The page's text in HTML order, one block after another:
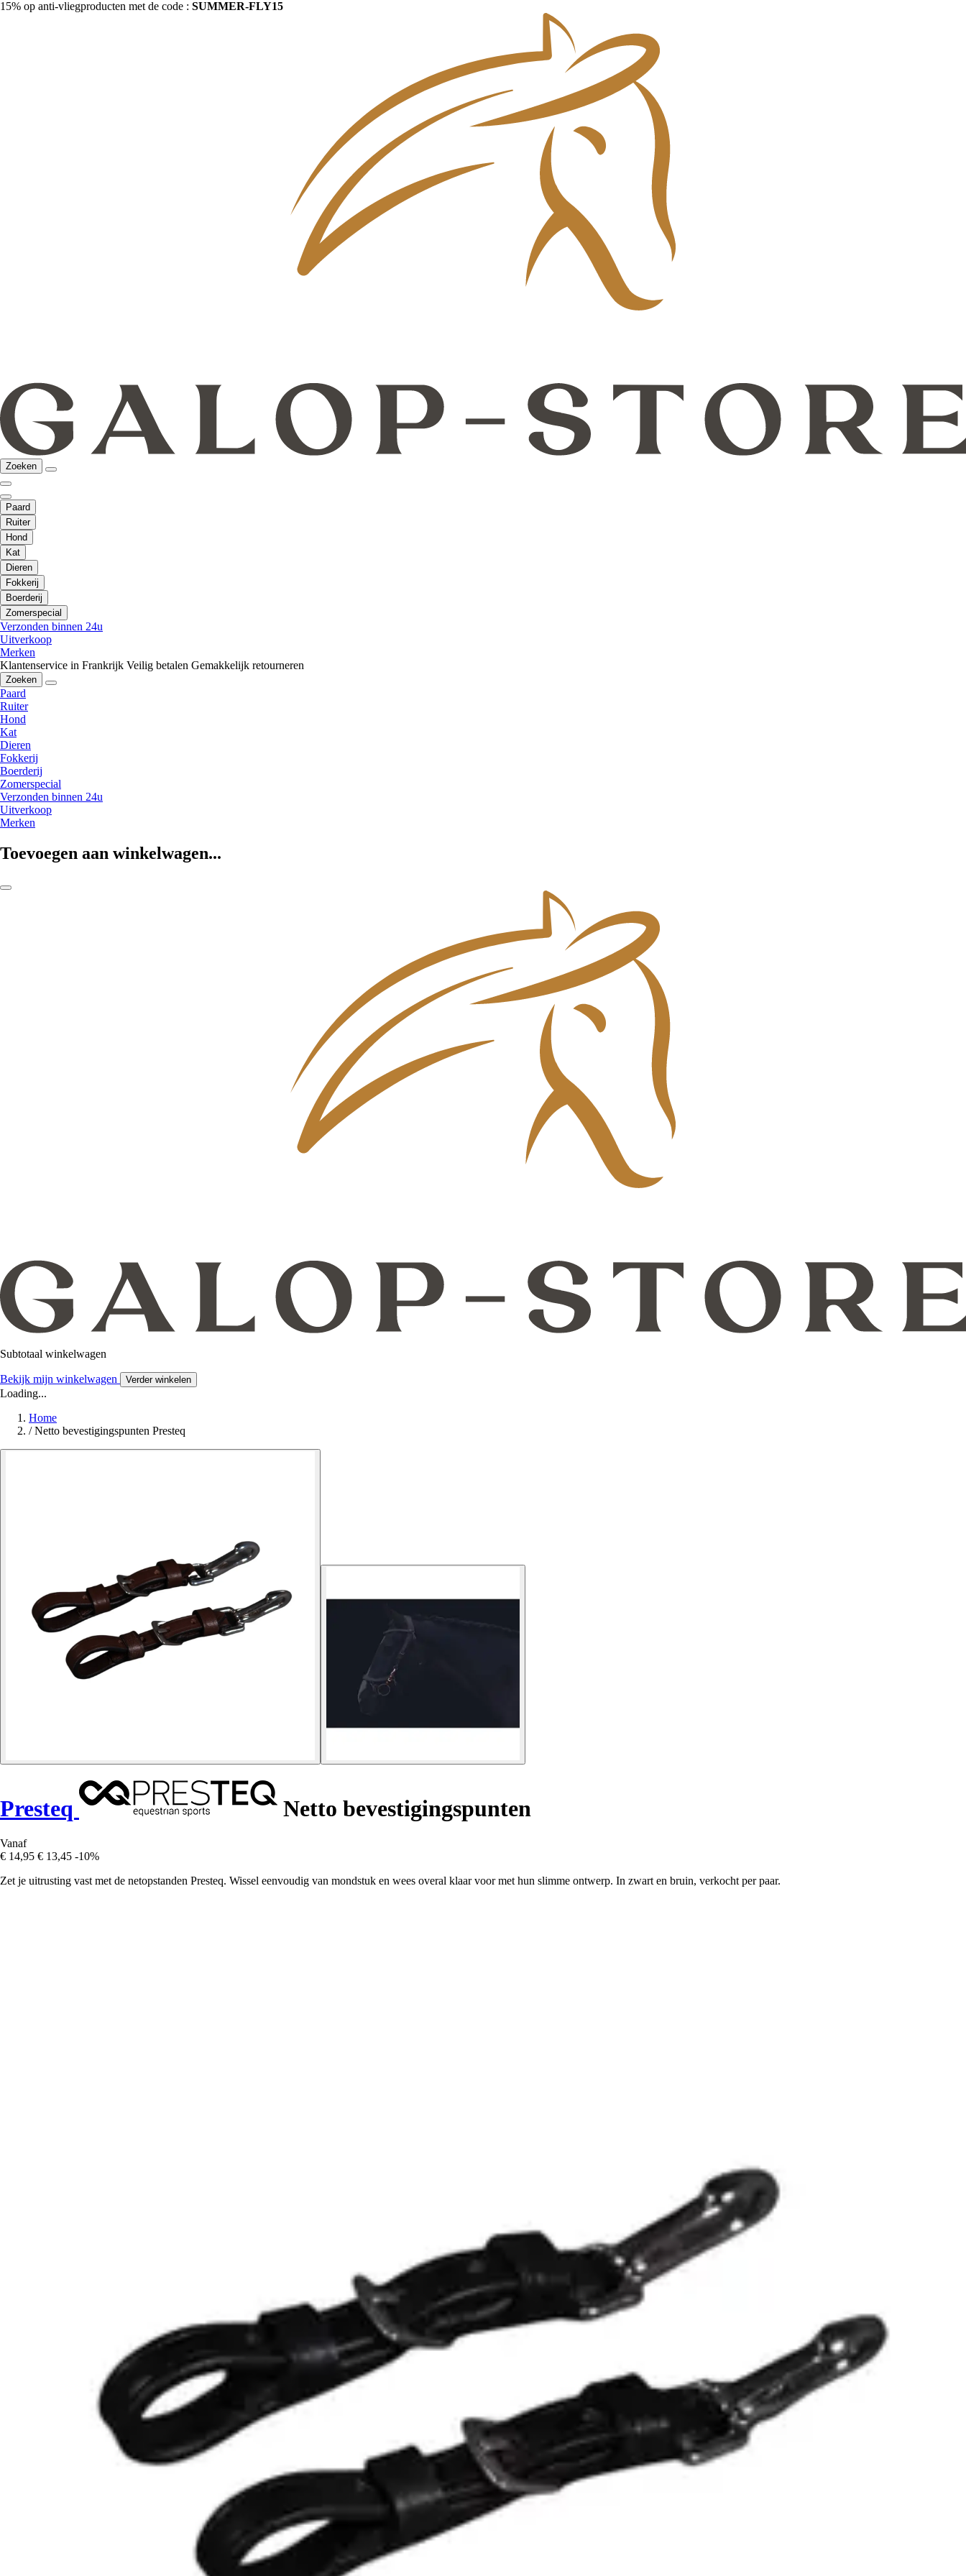
15% op anti-vliegproducten met de code : SUMMER-FLY15
Zoeken
Paard
Ruiter
Hond
Kat
Dieren
Fokkerij
Boerderij
Zomerspecial
Verzonden binnen 24u
Uitverkoop
Merken
Klantenservice in Frankrijk Veilig betalen Gemakkelijk retourneren
Zoeken
Paard
Ruiter
Hond
Kat
Dieren
Fokkerij
Boerderij
Zomerspecial
Verzonden binnen 24u
Uitverkoop
Merken
Toevoegen aan winkelwagen...
Subtotaal winkelwagen
Bekijk mijn winkelwagen Verder winkelen
Loading...
Home
/ Netto bevestigingspunten Presteq
Presteq Netto bevestigingspunten
Vanaf
€ 14,95 € 13,45 -10%
Zet je uitrusting vast met de netopstanden Presteq. Wissel eenvoudig van mondstuk en wees overal klaar voor met hun slimme ontwerp. In zwart en bruin, verkocht per paar.